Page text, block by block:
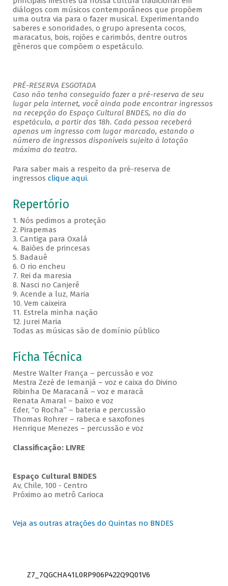
diálogos com músicos contemporâneos que propõem
uma outra via para o fazer musical. Experimentando
saberes e sonoridades, o grupo apresenta cocos,
maracatus, bois, rojões e carimbós, dentre outros
gêneros que compõem o espetáculo.
PRÉ-RESERVA ESGOTADA
Caso não tenha conseguido fazer a pré-reserva de seu
lugar pela internet, você ainda pode encontrar ingressos
na recepção do Espaço Cultural BNDES, no dia do
espetáculo, a partir das 18h. Cada pessoa receberá
apenas um ingresso com lugar marcado, estando o
número de ingressos disponíveis sujeito à lotação
máxima do teatro.
Para saber mais a respeito da pré-reserva de
ingressos clique aqui.
Repertório
1. Nós pedimos a proteção
2. Pirapemas
3. Cantiga para Oxalá
4. Baiões de princesas
5. Badauê
6. O rio encheu
7. Rei da maresia
8. Nasci no Canjerê
9. Acende a luz, Maria
10. Vem caixeira
11. Estrela minha nação
12. Jurei Maria
Todas as músicas são de domínio público
Ficha Técnica
Mestre Walter França – percussão e voz
Mestra Zezé de Iemanjá – voz e caixa do Divino
Ribinha De Maracanã – voz e maracá
Renata Amaral – baixo e voz
Eder, “o Rocha” – bateria e percussão
Thomas Rohrer – rabeca e saxofones
Henrique Menezes – percussão e voz
Classificação: LIVRE
Espaço Cultural BNDES
Av, Chile, 100 - Centro
Próximo ao metrô Carioca
Veja as outras atrações do Quintas no BNDES
Z7_7QGCHA41L0RP906P422Q9Q01V6